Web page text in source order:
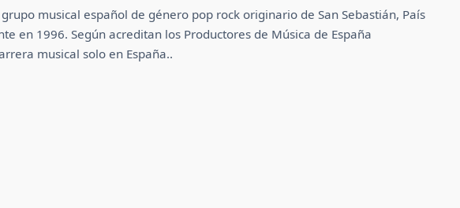
musical español de género pop rock originario de San Sebastián, País
en 1996. Según acreditan los Productores de Música de España
musical solo en España.​.